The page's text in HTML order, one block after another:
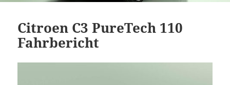
Citroen C3 PureTech 110
Fahrbericht